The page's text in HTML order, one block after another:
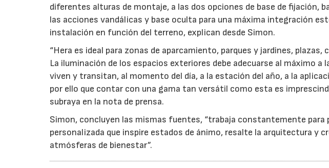
diferentes alturas de montaje, a las dos opciones de base de fijación,
las acciones vandálicas y base oculta para una máxima integración
instalación en función del terreno, explican desde Simon.
“Hera es ideal para zonas de aparcamiento, parques y jardines,
La iluminación de los espacios exteriores debe adecuarse al máximo a
viven y transitan, al momento del día, a la estación del año, a la
por ello que contar con una gama tan versátil como esta es
subraya en la nota de prensa.
Simon, concluyen las mismas fuentes, “trabaja constantemente
personalizada que inspire estados de ánimo, resalte la arquitectura y
atmósferas de bienestar”.